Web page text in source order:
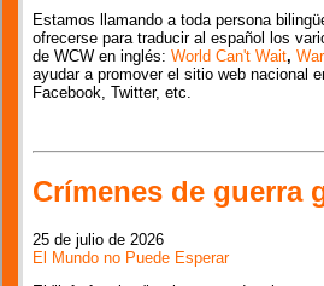
Estamos llamando a toda persona
ofrecerse para traducir al español los
de WCW en inglés: World Can't Wait,
ayudar a promover el sitio web nacional
Facebook, Twitter, etc.
Crímenes de guerra
25 de julio de 2026
El Mundo no Puede Esperar